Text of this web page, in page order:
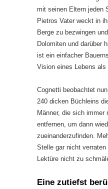
mit seinen Eltern jeden
Pietros Vater weckt in
Berge zu bezwingen
Dolomiten und darüber
ist ein einfacher
Vision eines Lebens
Cognetti beobachtet
240 dicken Büchleins
Männer, die sich immer
entfernen, um dann
zueinanderzufinden.
Stelle gar nicht
Lektüre nicht zu
Eine zutiefst